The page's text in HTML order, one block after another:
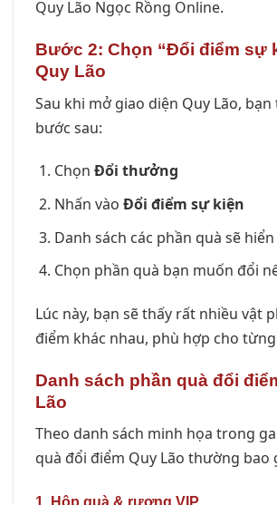
Quy Lão Ngọc Rồng Online.
Bước 2: Chọn “Đổi điểm sự
Quy Lão
Sau khi mở giao diện Quy Lão,
bước sau:
Chọn Đổi thưởng
Nhấn vào Đổi điểm sự kiện
Danh sách các phần quà sẽ
Chọn phần quà bạn muốn đổi
Lúc này, bạn sẽ thấy rất nhiều vật
điểm khác nhau, phù hợp cho
Danh sách phần quà đổi
Lão
Theo danh sách minh họa trong
quà đổi điểm Quy Lão thường bao
1. Hộp quà & rương VIP